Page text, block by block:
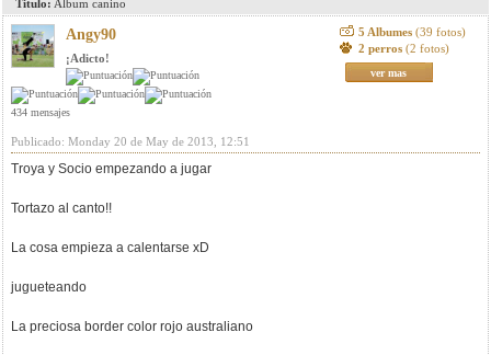
Titulo: Album canino
Angy90
¡Adicto!
434 mensajes
5 Albumes (39 fotos)
2 perros (2 fotos)
ver mas
Publicado: Monday 20 de May de 2013, 12:51
Troya y Socio empezando a jugar
Tortazo al canto!!
La cosa empieza a calentarse xD
jugueteando
La preciosa border color rojo australiano